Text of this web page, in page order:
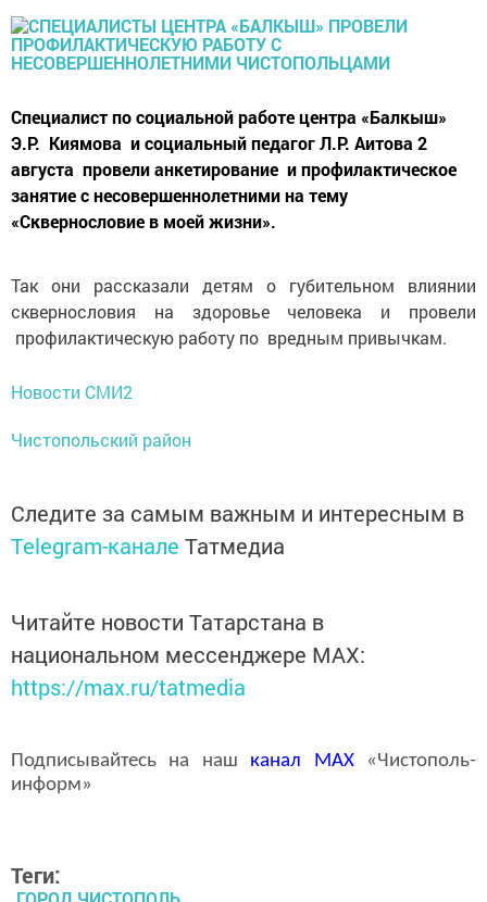
Специалист по социальной работе центра «Балкыш»
Э.Р. Киямова и социальный педагог Л.Р. Аитова 2
августа провели анкетирование и профилактическое
занятие с несовершеннолетними на тему
«Сквернословие в моей жизни».
Так они рассказали детям о губительном влиянии
сквернословия на здоровье человека и провели
профилактическую работу по вредным привычкам.
Новости СМИ2
Чистопольский район
Следите за самым важным и интересным в
Telegram-канале Татмедиа
Читайте новости Татарстана в
национальном мессенджере MАХ:
https://max.ru/tatmedia
Подписывайтесь на наш канал MAX«Чистополь-
информ»
Теги: